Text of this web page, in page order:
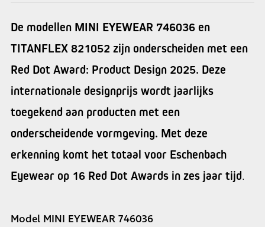
De modellen MINI EYEWEAR 746036 en
TITANFLEX 821052 zijn onderscheiden met een
Red Dot Award: Product Design 2025. Deze
internationale designprijs wordt jaarlijks
toegekend aan producten met een
onderscheidende vormgeving. Met deze
erkenning komt het totaal voor Eschenbach
Eyewear op 16 Red Dot Awards in zes jaar tijd.
Model MINI EYEWEAR 746036